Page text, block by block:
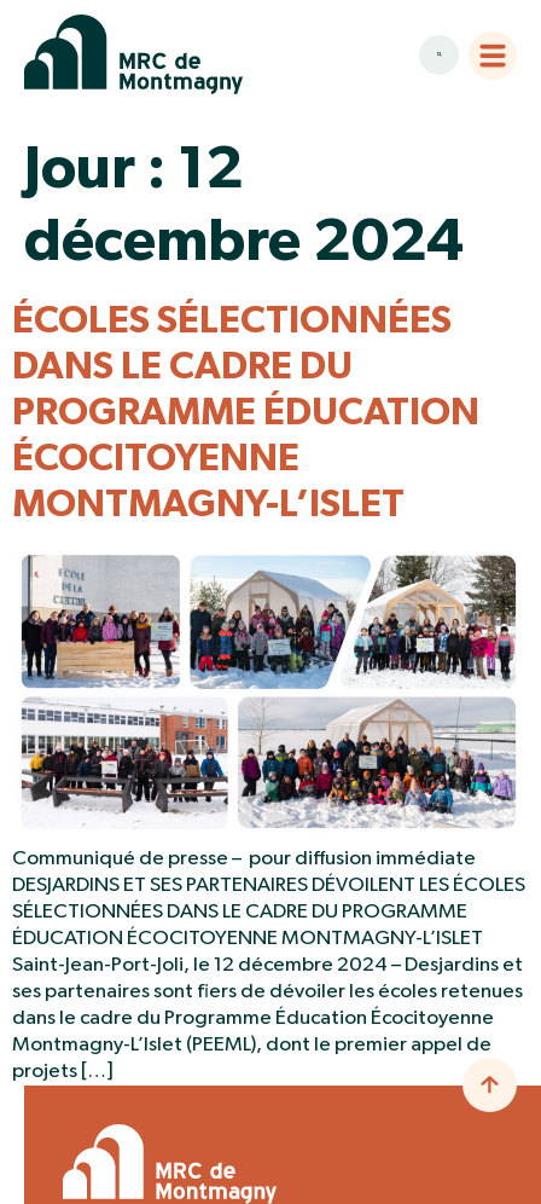
Jour : 12
décembre 2024
ÉCOLES SÉLECTIONNÉES
DANS LE CADRE DU
PROGRAMME ÉDUCATION
ÉCOCITOYENNE
MONTMAGNY-L’ISLET
Communiqué de presse – pour diffusion immédiate
DESJARDINS ET SES PARTENAIRES DÉVOILENT LES ÉCOLES
SÉLECTIONNÉES DANS LE CADRE DU PROGRAMME
ÉDUCATION ÉCOCITOYENNE MONTMAGNY-L’ISLET
Saint-Jean-Port-Joli, le 12 décembre 2024 – Desjardins et
ses partenaires sont fiers de dévoiler les écoles retenues
dans le cadre du Programme Éducation Écocitoyenne
Montmagny-L’Islet (PEEML), dont le premier appel de
projets […]